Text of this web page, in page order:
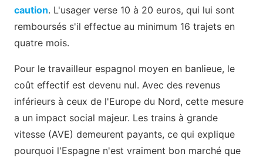
caution. L'usager verse 10 à 20 euros, qui lui sont
remboursés s'il effectue au minimum 16 trajets en
quatre mois.
Pour le travailleur espagnol moyen en banlieue, le
coût effectif est devenu nul. Avec des revenus
inférieurs à ceux de l'Europe du Nord, cette mesure
a un impact social majeur. Les trains à grande
vitesse (AVE) demeurent payants, ce qui explique
pourquoi l'Espagne n'est vraiment bon marché que